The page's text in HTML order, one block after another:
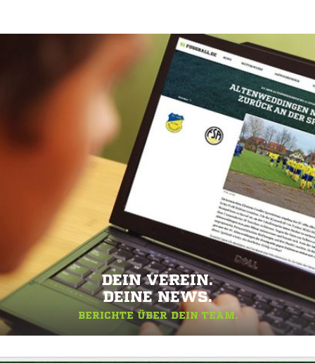
DEIN VEREIN.
DEINE NEWS.
BERICHTE ÜBER DEIN TEAM.